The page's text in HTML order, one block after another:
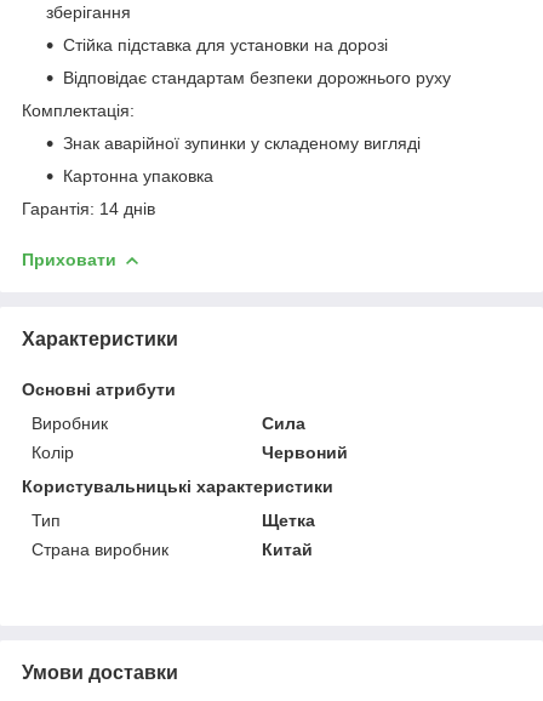
зберігання
Стійка підставка для установки на дорозі
Відповідає стандартам безпеки дорожнього руху
Комплектація:
Знак аварійної зупинки у складеному вигляді
Картонна упаковка
Гарантія: 14 днів
Приховати
Характеристики
Основні атрибути
Виробник
Сила
Колір
Червоний
Користувальницькі характеристики
Тип
Щетка
Страна виробник
Китай
Умови доставки